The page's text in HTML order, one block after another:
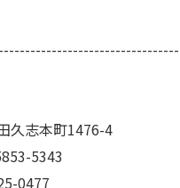
久志本町1476-4
5343
0477